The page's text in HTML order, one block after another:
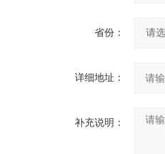
省份：
详细地址：
补充说明：